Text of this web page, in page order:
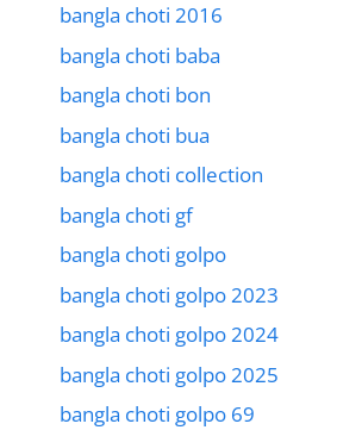
bangla choti 2016
bangla choti baba
bangla choti bon
bangla choti bua
bangla choti collection
bangla choti gf
bangla choti golpo
bangla choti golpo 2023
bangla choti golpo 2024
bangla choti golpo 2025
bangla choti golpo 69